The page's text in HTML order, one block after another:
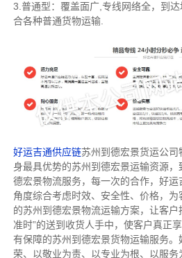
3.普通型：覆盖面广,专线网络全，到
合各种普通货物运输.
好运吉通供应链苏州到德宏景货运公司
身最具优势的苏州到德宏景运输资源
德宏景物流服务，每一次的合作，好
角度综合考虑时效、安全性、价格，
的苏州到德宏景物流运输方案，让客户
准时”的送到收货人手中，使客户真正
有保障的苏州到德宏景货物运输服务
荣、以敬业为责、以专业为根、以服务